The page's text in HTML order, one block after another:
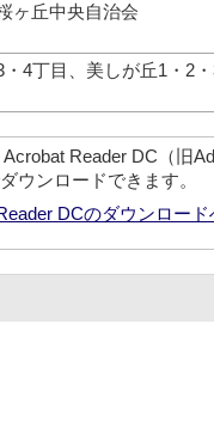
ヶ丘中央自治会
4丁目、美しが丘1・2・
Reader DC（旧
ウンロードできます。
DCのダウンロード